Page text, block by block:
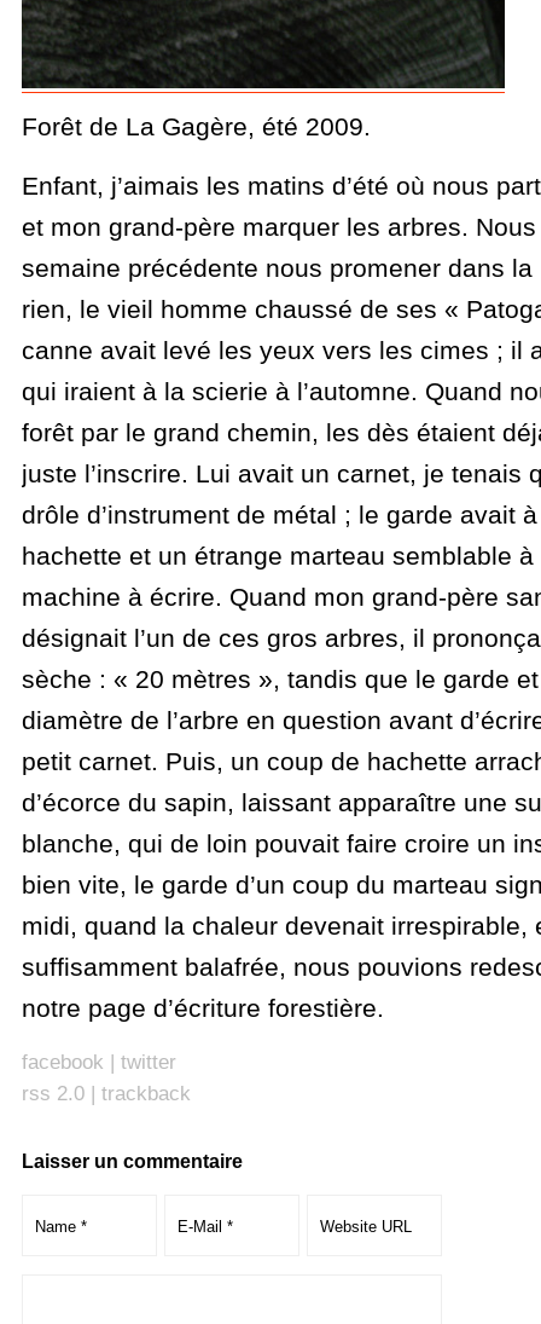
Forêt de La Gagère, été 2009.
Enfant, j’aimais les matins d’été où nous
et mon grand-père marquer les arbres.
semaine précédente nous promener dans la
rien, le vieil homme chaussé de ses «
canne avait levé les yeux vers les cimes ; il
qui iraient à la scierie à l’automne. Quand
forêt par le grand chemin, les dès étaient
juste l’inscrire. Lui avait un carnet, je tenais
drôle d’instrument de métal ; le garde avait
hachette et un étrange marteau semblable
machine à écrire. Quand mon grand-père
désignait l’un de ces gros arbres, il
sèche : « 20 mètres », tandis que le garde
diamètre de l’arbre en question avant
petit carnet. Puis, un coup de hachette
d’écorce du sapin, laissant apparaître une
blanche, qui de loin pouvait faire croire un
bien vite, le garde d’un coup du marteau
midi, quand la chaleur devenait irrespirable,
suffisamment balafrée, nous pouvions
notre page d’écriture forestière.
facebook | twitter
rss 2.0| trackback
Laisser un commentaire